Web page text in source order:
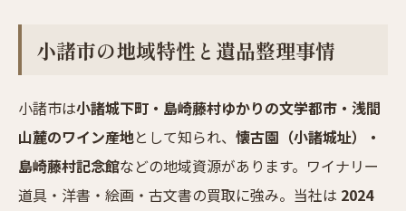
小諸市の地域特性と遺品整理事情
小諸市は小諸城下町・島崎藤村ゆかりの文学都市・浅間
山麓のワイン産地として知られ、 懐古園（小諸城址）・
島崎藤村記念館などの地域資源があります。ワイナリー
道具・洋書・絵画・古文書の買取に強み。当社は 2024